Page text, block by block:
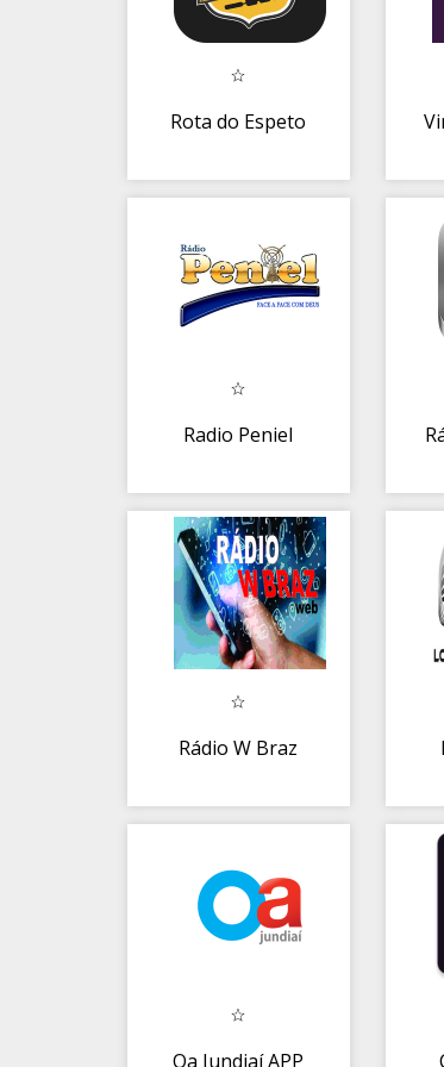
Rota do Espeto
Radio Peniel
Rádio W Braz
Oa Jundiaí APP